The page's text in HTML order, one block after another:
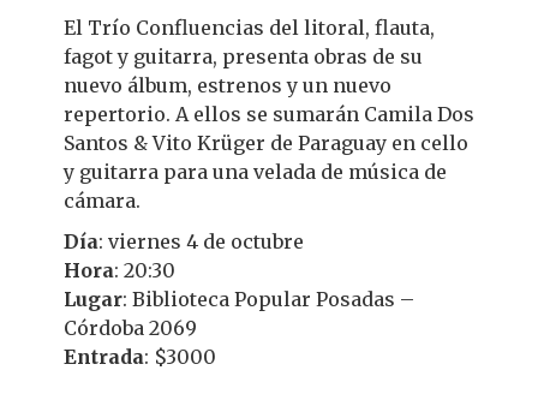
El Trío Confluencias del litoral, flauta,
fagot y guitarra, presenta obras de su
nuevo álbum, estrenos y un nuevo
repertorio. A ellos se sumarán Camila Dos
Santos & Vito Krüger de Paraguay en cello
y guitarra para una velada de música de
cámara.
Día: viernes 4 de octubre
Hora: 20:30
Lugar: Biblioteca Popular Posadas –
Córdoba 2069
Entrada: $3000